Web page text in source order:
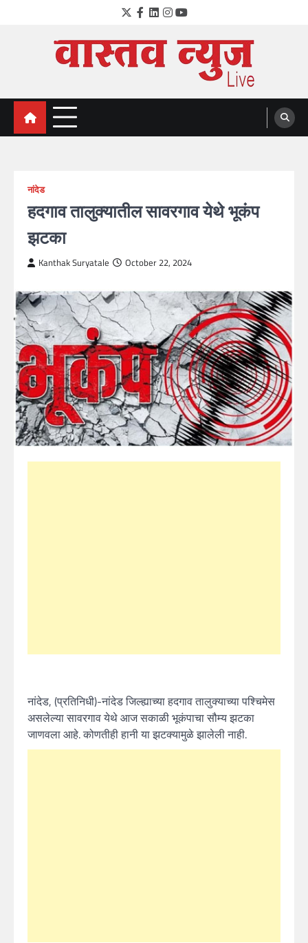
Twitter
Facebook
LinkedIn
Instagram
YouTube
VastavNEWSLive.com
a leading NEWS portal of Maharahstra
नांदेड
हदगाव तालुक्यातील सावरगाव येथे भूकंप
झटका
Kanthak Suryatale October 22, 2024
नांदेड, (प्रतिनिधी)-नांदेड जिल्ह्याच्या हदगाव तालुक्याच्या पश्चिमेस
असलेल्या सावरगाव येथे आज सकाळी भूकंपाचा सौम्य झटका
जाणवला आहे. कोणतीही हानी या झटक्यामुळे झालेली नाही.